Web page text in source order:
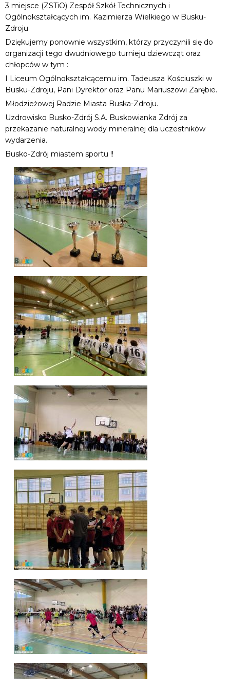
3 miejsce (ZSTiO) Zespół Szkół Technicznych i
Ogólnokształcących im. Kazimierza Wielkiego w Busku-
Zdroju
Dziękujemy ponownie wszystkim, którzy przyczynili się do
organizacji tego dwudniowego turnieju dziewcząt oraz
chłopców w tym :
I Liceum Ogólnokształcącemu im. Tadeusza Kościuszki w
Busku-Zdroju, Pani Dyrektor oraz Panu Mariuszowi Zarębie.
Młodzieżowej Radzie Miasta Buska-Zdroju.
Uzdrowisko Busko-Zdrój S.A. Buskowianka Zdrój za
przekazanie naturalnej wody mineralnej dla uczestników
wydarzenia.
Busko-Zdrój miastem sportu !!